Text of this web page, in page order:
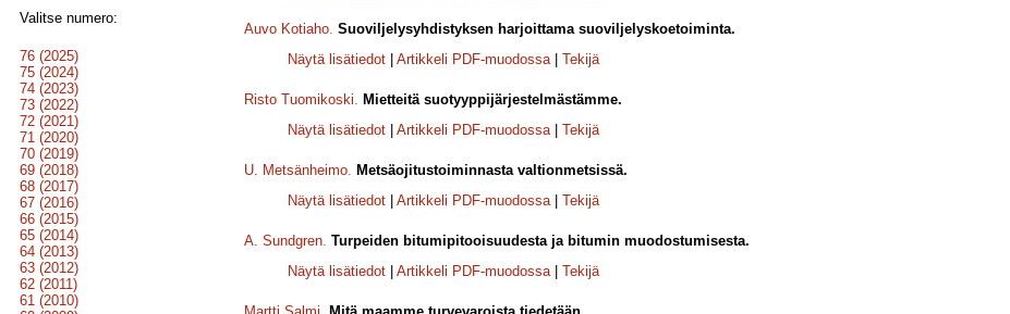
Valitse numero:
76 (2025)
75 (2024)
74 (2023)
73 (2022)
72 (2021)
71 (2020)
70 (2019)
69 (2018)
68 (2017)
67 (2016)
66 (2015)
65 (2014)
64 (2013)
63 (2012)
62 (2011)
61 (2010)
Auvo Kotiaho. Suoviljelysyhdistyksen harjoittama suoviljelyskoetoiminta.
Näytä lisätiedot
Artikkeli PDF-muodossa| Tekijä
Risto Tuomikoski. Mietteitä suotyyppijärjestelmästämme.
Näytä lisätiedot
Artikkeli PDF-muodossa| Tekijä
U. Metsänheimo. Metsäojitustoiminnasta valtionmetsissä.
Näytä lisätiedot
Artikkeli PDF-muodossa| Tekijä
A. Sundgren. Turpeiden bitumipitooisuudesta ja bitumin muodostumisesta.
Näytä lisätiedot
Artikkeli PDF-muodossa| Tekijä